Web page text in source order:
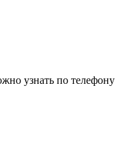
узнать по телефону